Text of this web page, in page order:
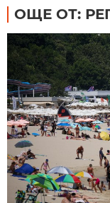
ОЩЕ ОТ: